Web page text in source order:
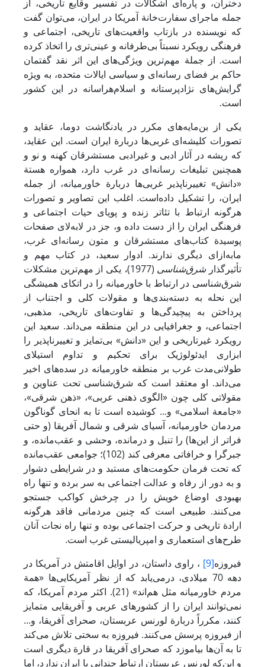
دختران، و پاره‌ای اشکالات در تفسیر وقایع تاریخی، از
جمله ماجرای سفارت‌خانة آمریکا در ایران، می‌توان گفت
که نویسنده در بازتاب واقعیت‌های تاریخی، اجتماعی و
فرهنگی رویکرد نسبتاً بی‌طرفانه و عینی‌تری را اتخاذ کرده
است. از جملة مهم‌ترین ویژگی‌های این اثر نقد گفتمان
حاکم بر فضای رسانه‌ای و سیاسی ایالات متحده، به ویژه
گرایش‌های نژادپرستانه و اسلام‌هراسانه در این کشور
است.
یکی از بن‌مایه‌های مکرر در یادنگاشت دوما، عقاید و
تصورات کلیشه‌ای غربی‌ها دربارة ایران است. این عقاید،
که ریشه در آثار ادبی و غیرادبی مستشرقان کهنه و نو و
همچنین تبلیغات رسانه‌ای در غرب دارد، همواره هستة
«دانش» تغییرناپذیر غربی‌ها دربارة خاورمیانه، از جمله
ایران، را تشکیل داده‌است. اغلب این تصاویر و تصورات
هرگونه ارتباط با تئاتر زنده و پویای حیات اجتماعی و
فرهنگی ایران را از دست داده و، جز در لابه‌لای صفحات
پوسیدة کتاب‌های مستشرقان و متون رسانه‌ای غرب،
مابه‌ازای دیگری ندارند. ادوار سعید، در کتاب مهم و
تأثیرگذارشرق‌شناسی (1977) ، یکی از مهم‌ترین مشکلات
شرق‌شناسی در ارتباط با خاورمیانه را در اتکای همیشگی
این نحله به دسته‌بندی‌ها و مقولات کلی و اجتناب از
پرداختن به پیچیدگی‌ها و تفاوت‌های تاریخی، مذهبی،
اجتماعی، و جغرافیایی در این منطقه می‌داند. سعید این
رویکرد غیرتاریخی و این «دانش» بی‌تمایز و تغییرناپذیر را
ابزاری ایدئولوژیک برای تحکیم و تداوم استیلای
طولانی‌مدت غرب بر منطقه خاورمیانه در سده‌های اخیر
می‌داند. او معتقد است که شرق‌شناسی تحت عناوین و
مقولاتی کلی چون «الگوی ذهنی عربی»، «ذهن شرقی»،
«جامعة اسلامی» و... کوشیده است تا به انحای گوناگون
مردمان خاورمیانه، آسیای شرقی و شمال آفریقا (و حتی
فراتر از این‌ها) را تنبل و درمانده، وحشی و عقب‌مانده، و
جبرگرا و خرافاتی معرفی کند (102)؛ جوامعی عقب‌مانده
که تحت فرمان حکومت‌های مستبد و در شرایطی دشوار
و به دور از رفاه و عدالت اجتماعی به سر برده و تنها راه
بهبودی اوضاع خویش را در چرخش کواکب جستجو
می‌کنند. طبیعی است که چنین مردمانی فاقد هرگونه
ارادة تاریخی و حرکت اجتماعی بوده و تنها راه نجات آنان
طرح‌های استعماری و امپریالیستی غرب است.
فیروزه[9]
، راوی داستان، در اوایل اقامتش در آمریکا در
دهه 70 میلادی، درمی‌یابد که از نظر آمریکایی‌ها «همة
مردم خاورمیانه مثل هم‌اند» (21). اکثر مردم آمریکا، که
نمی‌توانند ایران را از کشورهای عربی و آفریقایی متمایز
کنند، مکرراً دربارة لورنس عربستان، صحرای آفریقا، و...
از فیروزه پرسش می‌کنند. فیروزه به سختی تلاش می‌کند
تا به آن‌ها بیاموزد که صحرای آفریقا در قارة دیگری است
و این‌که لورنس عربستان ارتباط چندانی با ایران ندارد، اما